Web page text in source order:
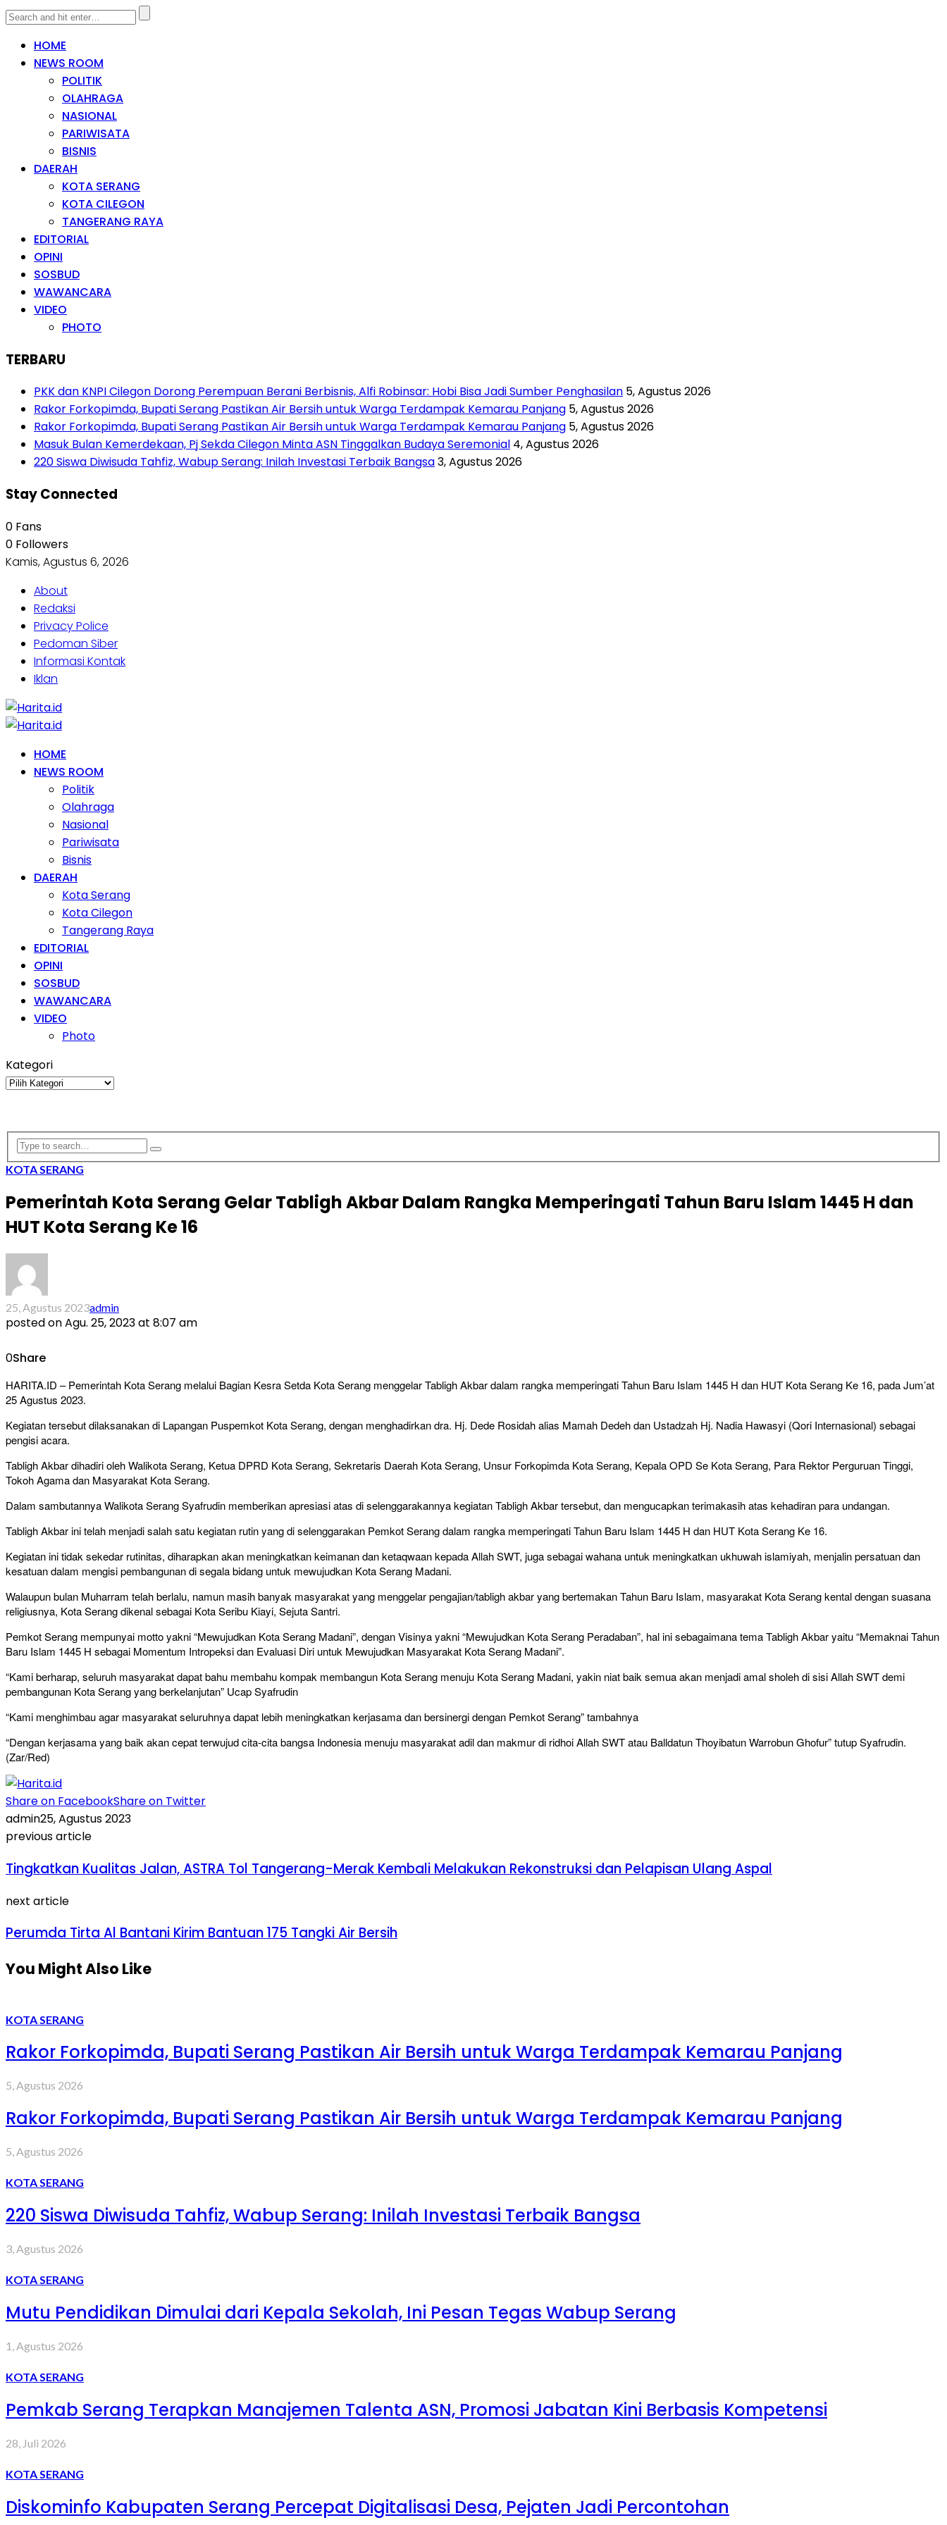
HOME
NEWS ROOM
POLITIK
OLAHRAGA
NASIONAL
PARIWISATA
BISNIS
DAERAH
KOTA SERANG
KOTA CILEGON
TANGERANG RAYA
EDITORIAL
OPINI
SOSBUD
WAWANCARA
VIDEO
PHOTO
TERBARU
PKK dan KNPI Cilegon Dorong Perempuan Berani Berbisnis, Alfi Robinsar: Hobi Bisa Jadi Sumber Penghasilan 5, Agustus 2026
Rakor Forkopimda, Bupati Serang Pastikan Air Bersih untuk Warga Terdampak Kemarau Panjang 5, Agustus 2026
Rakor Forkopimda, Bupati Serang Pastikan Air Bersih untuk Warga Terdampak Kemarau Panjang 5, Agustus 2026
Masuk Bulan Kemerdekaan, Pj Sekda Cilegon Minta ASN Tinggalkan Budaya Seremonial 4, Agustus 2026
220 Siswa Diwisuda Tahfiz, Wabup Serang: Inilah Investasi Terbaik Bangsa3, Agustus 2026
Stay Connected
0 Fans
0 Followers
Kamis, Agustus 6, 2026
About
Redaksi
Privacy Police
Pedoman Siber
Informasi Kontak
Iklan
HOME
NEWS ROOM
Politik
Olahraga
Nasional
Pariwisata
Bisnis
DAERAH
Kota Serang
Kota Cilegon
Tangerang Raya
EDITORIAL
OPINI
SOSBUD
WAWANCARA
VIDEO
Photo
Kategori
Kategori
KOTA SERANG
Pemerintah Kota Serang Gelar Tabligh Akbar Dalam Rangka Memperingati Tahun Baru Islam 1445 H dan
HUT Kota Serang Ke 16
25, Agustus 2023admin
posted onAgu. 25, 2023 at 8:07 am
0Share
HARITA.ID – Pemerintah Kota Serang melalui Bagian Kesra Setda Kota Serang menggelar Tabligh Akbar dalam rangka memperingati Tahun Baru Islam 1445 H dan HUT Kota Serang Ke 16, pada Jum’at
25 Agustus 2023.
Kegiatan tersebut dilaksanakan di Lapangan Puspemkot Kota Serang, dengan menghadirkan dra. Hj. Dede Rosidah alias Mamah Dedeh dan Ustadzah Hj. Nadia Hawasyi (Qori Internasional) sebagai
pengisi acara.
Tabligh Akbar dihadiri oleh Walikota Serang, Ketua DPRD Kota Serang, Sekretaris Daerah Kota Serang, Unsur Forkopimda Kota Serang, Kepala OPD Se Kota Serang, Para Rektor Perguruan Tinggi,
Tokoh Agama dan Masyarakat Kota Serang.
Dalam sambutannya Walikota Serang Syafrudin memberikan apresiasi atas di selenggarakannya kegiatan Tabligh Akbar tersebut, dan mengucapkan terimakasih atas kehadiran para undangan.
Tabligh Akbar ini telah menjadi salah satu kegiatan rutin yang di selenggarakan Pemkot Serang dalam rangka memperingati Tahun Baru Islam 1445 H dan HUT Kota Serang Ke 16.
Kegiatan ini tidak sekedar rutinitas, diharapkan akan meningkatkan keimanan dan ketaqwaan kepada Allah SWT, juga sebagai wahana untuk meningkatkan ukhuwah islamiyah, menjalin persatuan dan
kesatuan dalam mengisi pembangunan di segala bidang untuk mewujudkan Kota Serang Madani.
Walaupun bulan Muharram telah berlalu, namun masih banyak masyarakat yang menggelar pengajian/tabligh akbar yang bertemakan Tahun Baru Islam, masyarakat Kota Serang kental dengan suasana
religiusnya, Kota Serang dikenal sebagai Kota Seribu Kiayi, Sejuta Santri.
Pemkot Serang mempunyai motto yakni “Mewujudkan Kota Serang Madani”, dengan Visinya yakni “Mewujudkan Kota Serang Peradaban”, hal ini sebagaimana tema Tabligh Akbar yaitu “Memaknai Tahun
Baru Islam 1445 H sebagai Momentum Intropeksi dan Evaluasi Diri untuk Mewujudkan Masyarakat Kota Serang Madani”.
“Kami berharap, seluruh masyarakat dapat bahu membahu kompak membangun Kota Serang menuju Kota Serang Madani, yakin niat baik semua akan menjadi amal sholeh di sisi Allah SWT demi
pembangunan Kota Serang yang berkelanjutan” Ucap Syafrudin
“Kami menghimbau agar masyarakat seluruhnya dapat lebih meningkatkan kerjasama dan bersinergi dengan Pemkot Serang” tambahnya
“Dengan kerjasama yang baik akan cepat terwujud cita-cita bangsa Indonesia menuju masyarakat adil dan makmur di ridhoi Allah SWT atau Balldatun Thoyibatun Warrobun Ghofur” tutup Syafrudin.
(Zar/Red)
Share on FacebookShare on Twitter
admin25, Agustus 2023
previous article
Tingkatkan Kualitas Jalan, ASTRA Tol Tangerang-Merak Kembali Melakukan Rekonstruksi dan Pelapisan Ulang Aspal
next article
Perumda Tirta Al Bantani Kirim Bantuan 175 Tangki Air Bersih
You Might Also Like
KOTA SERANG
Rakor Forkopimda, Bupati Serang Pastikan Air Bersih untuk Warga Terdampak Kemarau Panjang
5, Agustus 2026
Rakor Forkopimda, Bupati Serang Pastikan Air Bersih untuk Warga Terdampak Kemarau Panjang
5, Agustus 2026
KOTA SERANG
220 Siswa Diwisuda Tahfiz, Wabup Serang: Inilah Investasi Terbaik Bangsa
3, Agustus 2026
KOTA SERANG
Mutu Pendidikan Dimulai dari Kepala Sekolah, Ini Pesan Tegas Wabup Serang
1, Agustus 2026
KOTA SERANG
Pemkab Serang Terapkan Manajemen Talenta ASN, Promosi Jabatan Kini Berbasis Kompetensi
28, Juli 2026
KOTA SERANG
Diskominfo Kabupaten Serang Percepat Digitalisasi Desa, Pejaten Jadi Percontohan